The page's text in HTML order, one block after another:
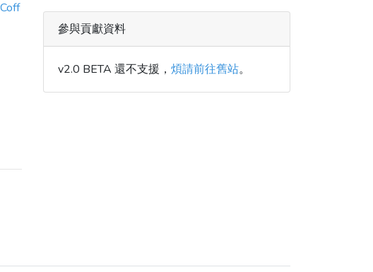
參與貢獻資料
v2.0 BETA 還不支援， 煩請前往舊站。